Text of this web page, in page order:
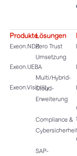
Produkte
Exeon.NDR
Exeon.UEBA
Exeon.Visibility
Lösungen
Zero Trust
Umsetzung
Multi/Hybrid-
Cloud-
Erweiterung
Compliance &
SAP-